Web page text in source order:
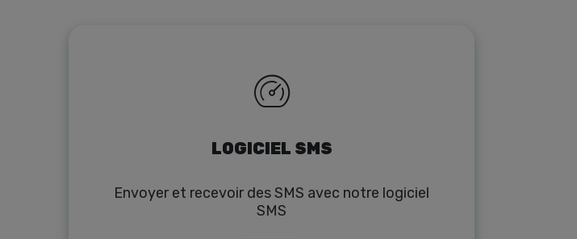
LOGICIEL SMS
Envoyer et recevoir des SMS avec notre logiciel
SMS